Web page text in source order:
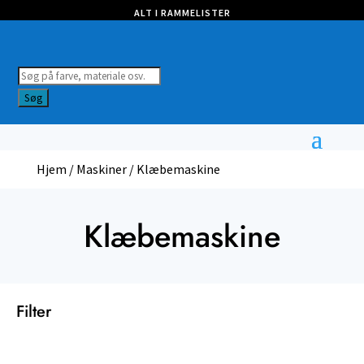
ALT I RAMMELISTER
Products
search
Søg
Hjem / Maskiner/ Klæbemaskine
Klæbemaskine
Filter